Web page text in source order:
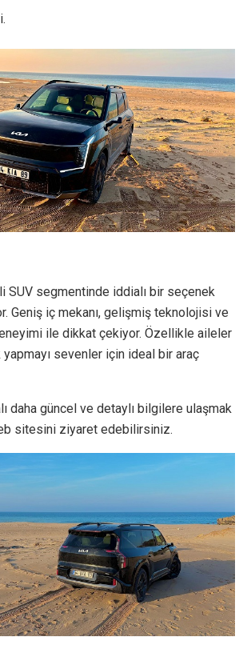
SUV segmentinde iddialı bir seçenek
Geniş iç mekanı, gelişmiş teknolojisi ve
ile dikkat çekiyor. Özellikle aileler
sevenler için ideal bir araç
daha güncel ve detaylı bilgilere ulaşmak
sitesini ziyaret edebilirsiniz.